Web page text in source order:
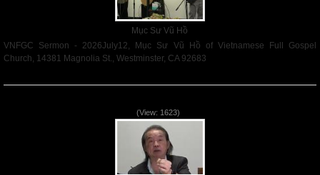
Mục Sư Vũ Hồ
VNFGC Sermon - 2026July12, Mục Sư Vũ Hồ of Vietnamese Full Gospel
Church, 14381 Magnolia St., Westminster, CA 92683
(View: 1623)